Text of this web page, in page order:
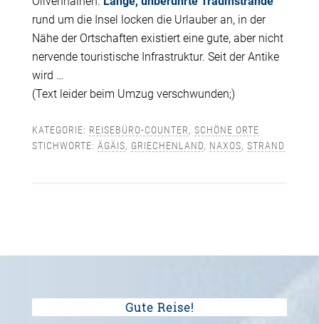
rund um die Insel locken die Urlauber an, in der
Nähe der Ortschaften existiert eine gute, aber nicht
nervende touristische Infrastruktur. Seit der Antike
wird …
(Text leider beim Umzug verschwunden;)
KATEGORIE: REISEBÜRO-COUNTER, SCHÖNE ORTE
STICHWORTE: ÄGÄIS, GRIECHENLAND, NAXOS, STRAND
Gute Reise!